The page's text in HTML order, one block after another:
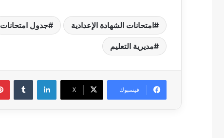
امتحانات الشهادة الإعدادية جدول امتحانات
مديرية التعليم
فيسبوك ‫X
لينكدإن